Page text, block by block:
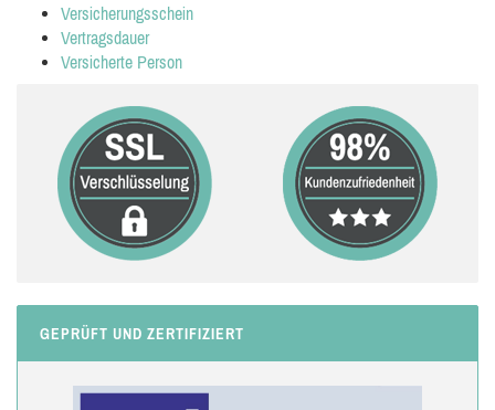
Versicherungsschein
Vertragsdauer
Versicherte Person
GEPRÜFT UND ZERTIFIZIERT